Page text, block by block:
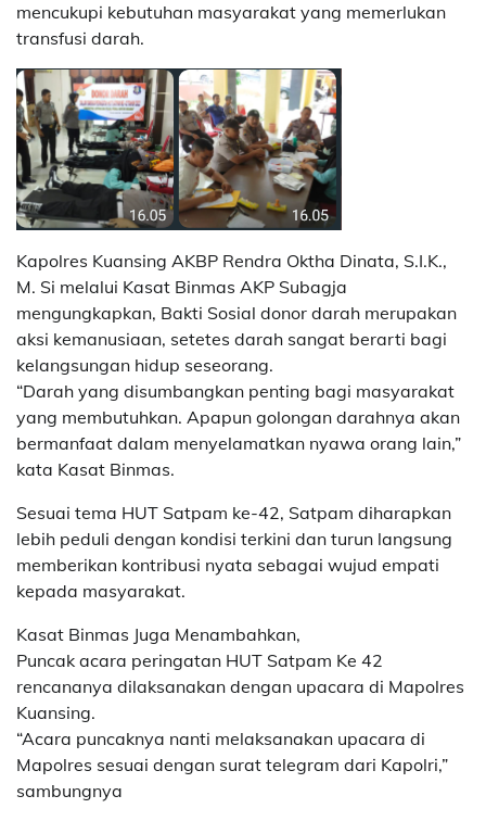
mencukupi kebutuhan masyarakat yang memerlukan
transfusi darah.
Kapolres Kuansing AKBP Rendra Oktha Dinata, S.I.K.,
M. Si melalui Kasat Binmas AKP Subagja
mengungkapkan, Bakti Sosial donor darah merupakan
aksi kemanusiaan, setetes darah sangat berarti bagi
kelangsungan hidup seseorang.
“Darah yang disumbangkan penting bagi masyarakat
yang membutuhkan. Apapun golongan darahnya akan
bermanfaat dalam menyelamatkan nyawa orang lain,”
kata Kasat Binmas.
Sesuai tema HUT Satpam ke-42, Satpam diharapkan
lebih peduli dengan kondisi terkini dan turun langsung
memberikan kontribusi nyata sebagai wujud empati
kepada masyarakat.
Kasat Binmas Juga Menambahkan,
Puncak acara peringatan HUT Satpam Ke 42
rencananya dilaksanakan dengan upacara di Mapolres
Kuansing.
“Acara puncaknya nanti melaksanakan upacara di
Mapolres sesuai dengan surat telegram dari Kapolri,”
sambungnya